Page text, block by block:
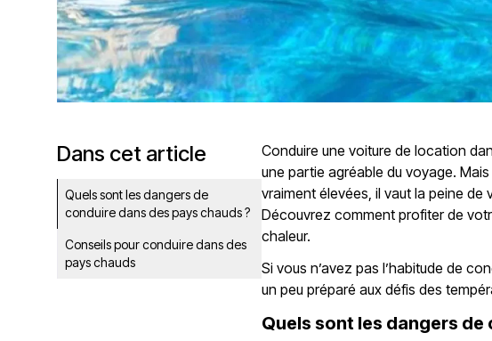
Dans cet article
Quels sont les dangers de
conduire dans des pays chauds ?
Conseils pour conduire dans des
pays chauds
Conduire une voiture de location
une partie agréable du voyage.
vraiment élevées, il vaut la peine de
Découvrez comment profiter de
chaleur.
Si vous n’avez pas l’habitude de
un peu préparé aux défis des
Quels sont les dangers